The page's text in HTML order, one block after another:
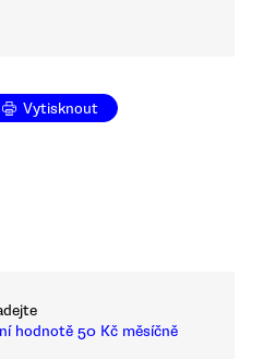
Vytisknout
hodnotě 50 Kč měsíčně